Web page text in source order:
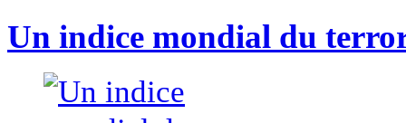
Un indice mondial du